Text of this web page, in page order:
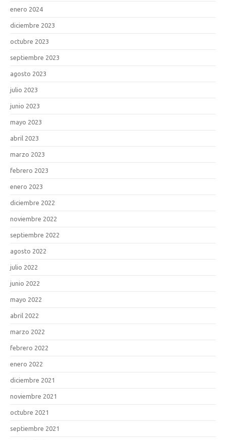
enero 2024
diciembre 2023
octubre 2023
septiembre 2023
agosto 2023
julio 2023
junio 2023
mayo 2023
abril 2023
marzo 2023
febrero 2023
enero 2023
diciembre 2022
noviembre 2022
septiembre 2022
agosto 2022
julio 2022
junio 2022
mayo 2022
abril 2022
marzo 2022
febrero 2022
enero 2022
diciembre 2021
noviembre 2021
octubre 2021
septiembre 2021